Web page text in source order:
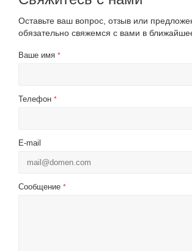
Оставьте ваш вопрос, отзыв или
обязательно свяжемся с вами в
Ваше имя *
Телефон *
E-mail
Сообщение *